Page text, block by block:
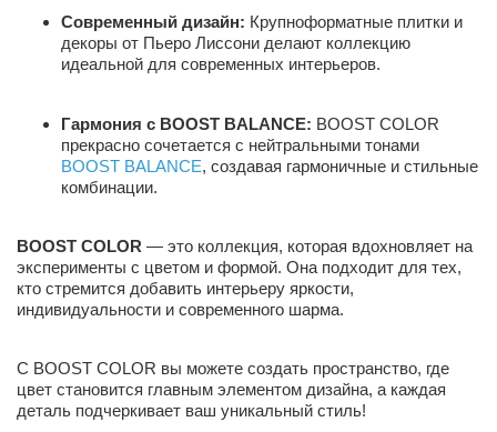
Современный дизайн: Крупноформатные плитки и
декоры от Пьеро Лиссони делают коллекцию
идеальной для современных интерьеров.
Гармония с BOOST BALANCE: BOOST COLOR
прекрасно сочетается с нейтральными тонами
BOOST BALANCE, создавая гармоничные и стильные
комбинации.
BOOST COLOR — это коллекция, которая вдохновляет на
эксперименты с цветом и формой. Она подходит для тех,
кто стремится добавить интерьеру яркости,
индивидуальности и современного шарма.
С BOOST COLOR вы можете создать пространство, где
цвет становится главным элементом дизайна, а каждая
деталь подчеркивает ваш уникальный стиль!